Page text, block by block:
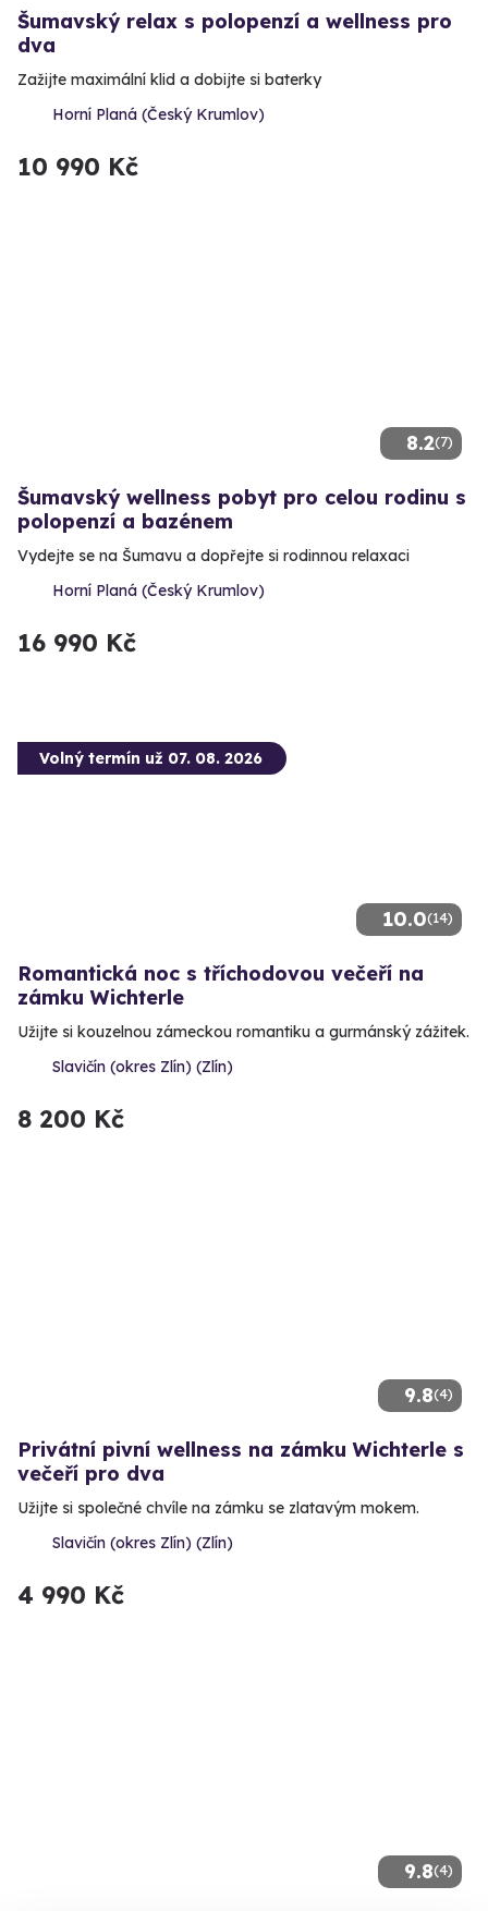
Šumavský relax s polopenzí a wellness pro
dva
Zažijte maximální klid a dobijte si baterky
Horní Planá (Český Krumlov)
10 990 Kč
8.2(7)
Šumavský wellness pobyt pro celou rodinu s
polopenzí a bazénem
Vydejte se na Šumavu a dopřejte si rodinnou relaxaci
Horní Planá (Český Krumlov)
16 990 Kč
10.0(14)
Volný termín už 07. 08. 2026
Romantická noc s tříchodovou večeří na
zámku Wichterle
Užijte si kouzelnou zámeckou romantiku a gurmánský zážitek.
Slavičín (okres Zlín) (Zlín)
8 200 Kč
9.8(4)
Privátní pivní wellness na zámku Wichterle s
večeří pro dva
Užijte si společné chvíle na zámku se zlatavým mokem.
Slavičín (okres Zlín) (Zlín)
4 990 Kč
9.8(4)